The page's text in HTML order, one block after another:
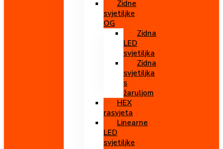
Zidne
svjetiljke
OG
Zidna
LED
svjetiljka
Zidna
svjetiljka
s
žaruljom
HEX
rasvjeta
Linearne
LED
svjetiljke